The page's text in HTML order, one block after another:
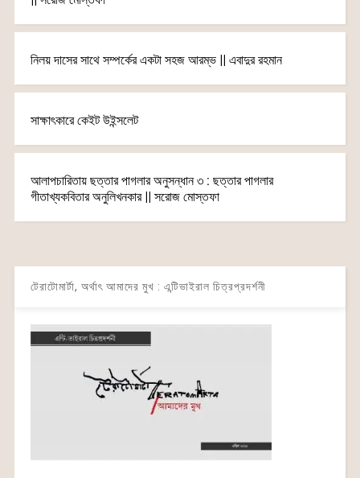
নিলয় দাসের সাথে সম্পর্কের একটা সহজ আরম্ভ || এবাদুর রহমান
সাক্ষাৎকারে কেইট উইন্সলেট
আলাপচারিতায় ছত্তার পাগলার অনুসন্ধান ৩ : ছত্তার পাগলার
গীতাখ্যকবিতার অনুলিখনকার || সরোজ মোস্তফা
টেরাটোমার্টা, অর্থাৎ আমাদের মুখ : এন্টিভাইরাল চিত্রপ্রদর্শনী